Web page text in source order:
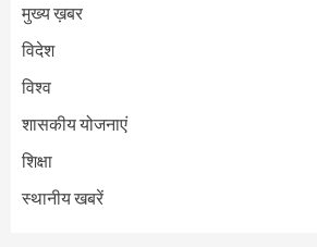
मुख्य ख़बर
विदेश
विश्व
शासकीय योजनाएं
शिक्षा
स्थानीय खबरें